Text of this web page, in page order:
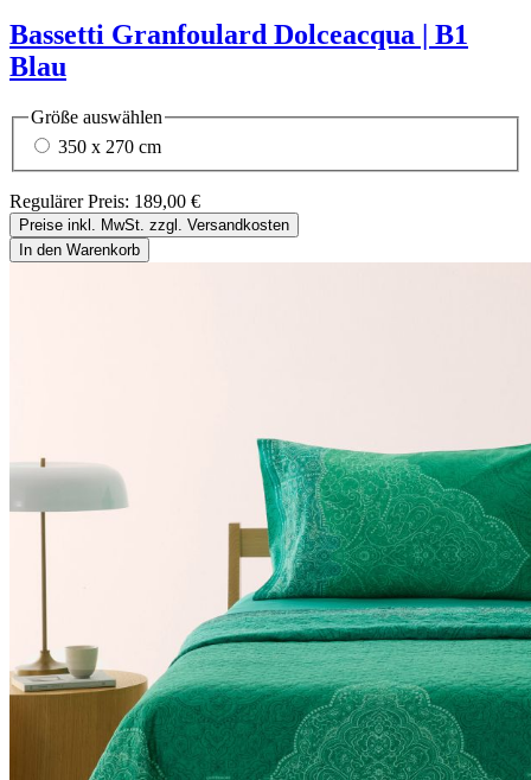
Bassetti Granfoulard Dolceacqua | B1
Blau
Größe auswählen
350 x 270 cm
Regulärer Preis: 189,00 €
Preise inkl. MwSt. zzgl. Versandkosten
In den Warenkorb